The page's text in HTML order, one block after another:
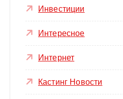
Инвестиции
Интересное
Интернет
Кастинг Новости